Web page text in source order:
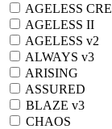
AGELESS
AGELESS II
AGELESS v2
ALWAYS v3
ARISING
ASSURED
BLAZE v3
CHAOS